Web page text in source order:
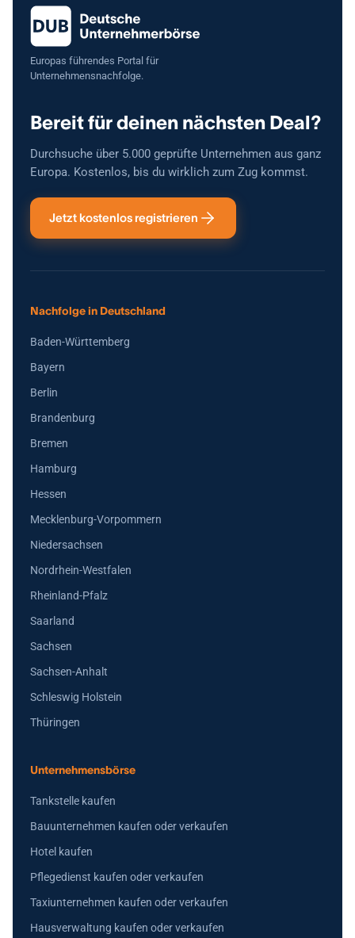
Verfügbar ab sofort Bei ernsthaftem Interesse gerne melden für
weitere Informationen oder eine Besichtigung.
Europas führendes Portal für
Unternehmensnachfolge.
Bereit für deinen nächsten Deal?
Durchsuche über 5.000 geprüfte Unternehmen aus ganz
Europa. Kostenlos, bis du wirklich zum Zug kommst.
Jetzt kostenlos registrieren
Nachfolge in Deutschland
Baden-Württemberg
Bayern
Berlin
Brandenburg
Bremen
Hamburg
Hessen
Mecklenburg-Vorpommern
Niedersachsen
Nordrhein-Westfalen
Rheinland-Pfalz
Saarland
Sachsen
Sachsen-Anhalt
Schleswig Holstein
Thüringen
Unternehmensbörse
Tankstelle kaufen
Bauunternehmen kaufen oder verkaufen
Hotel kaufen
Pflegedienst kaufen oder verkaufen
Taxiunternehmen kaufen oder verkaufen
Hausverwaltung kaufen oder verkaufen